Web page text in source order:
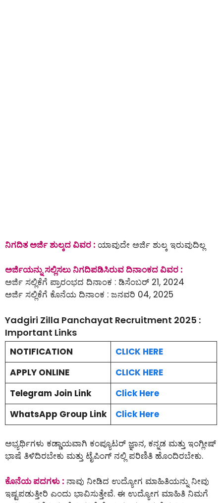
ನಿಗದಿತ ಅರ್ಜಿ ಶುಲ್ಕದ ವಿವರ : ಯಾವುದೇ ಅರ್ಜಿ ಶುಲ್ಕ ಇರುವುದಿಲ್ಲ
ಅರ್ಜಿಯನ್ನು ಸಲ್ಲಿಸಲು ನಿಗದಿಪಡಿಸಿರುವ ದಿನಾಂಕದ ವಿವರ :
ಅರ್ಜಿ ಸಲ್ಲಿಕೆಗೆ ಪ್ರಾರಂಭದ ದಿನಾಂಕ : ಡಿಸೆಂಬರ್ 21, 2024
ಅರ್ಜಿ ಸಲ್ಲಿಕೆಗೆ ಕೊನೆಯ ದಿನಾಂಕ : ಜನವರಿ 04, 2025
Yadgiri Zilla Panchayat Recruitment 2025 :
Important Links
NOTIFICATION
CLICK HERE
APPLY ONLINE
CLICK HERE
Telegram Join Link
Click Here
WhatsApp Group Link
Click Here
ಅಭ್ಯರ್ಥಿಗಳು ಕಡ್ಡಾಯವಾಗಿ ಕಂಪ್ಯೂಟರ್ ಜ್ಞಾನ, ಕನ್ನಡ ಮತ್ತು ಇಂಗ್ಲೀಷ್
ಭಾಷೆ ತಿಳಿದಿರಬೇಕು ಮತ್ತು ಟೈಪಿಂಗ್ ನಲ್ಲಿ ಪರಿಣಿತಿ ಹೊಂದಿರಬೇಕು.
ಕೊನೆಯ ಪದಗಳು : ನಾವು ನೀಡಿದ ಉದ್ಯೋಗ ಮಾಹಿತಿಯನ್ನು ನೀವು
ಇಷ್ಟಪಡುತ್ತೀರಿ ಎಂದು ಭಾವಿಸುತ್ತೇವೆ. ಈ ಉದ್ಯೋಗ ಮಾಹಿತಿ ನಿಮಗೆ